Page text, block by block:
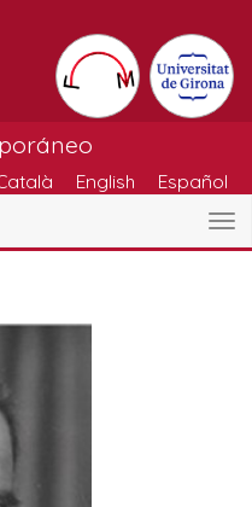
English Español